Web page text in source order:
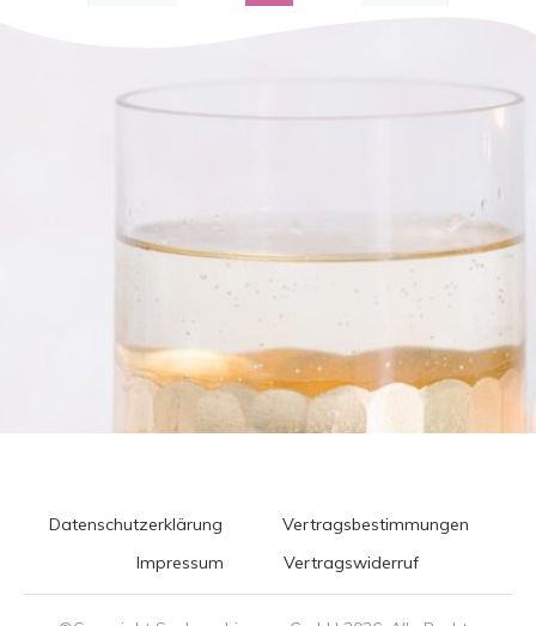
Datenschutzerklärung
Vertragsbestimmungen
Impressum
Vertragswiderruf